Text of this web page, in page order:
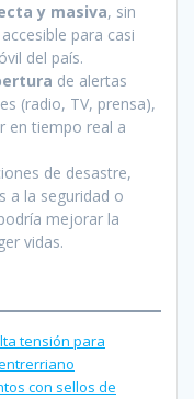
y masiva, sin
para casi
del país.
de alertas
(radio, TV, prensa),
en tiempo real a
de desastre,
a la seguridad o
mejorar la
vidas.
tensión para
con sellos de